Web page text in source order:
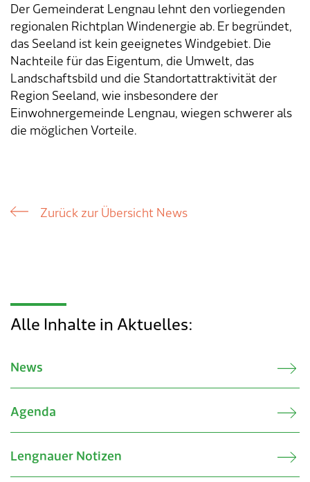
Der Gemeinderat Lengnau lehnt den vorliegenden
regionalen Richtplan Windenergie ab. Er begründet,
das Seeland ist kein geeignetes Windgebiet. Die
Nachteile für das Eigentum, die Umwelt, das
Landschaftsbild und die Standortattraktivität der
Region Seeland, wie insbesondere der
Einwohnergemeinde Lengnau, wiegen schwerer als
die möglichen Vorteile.
Zurück zur Übersicht News
Alle Inhalte in Aktuelles:
News
Agenda
Lengnauer Notizen
Sicherheit
Über Lengnau
Wirtschaft
Schnupperlehre / Lehrstelle
Gemeindenetzwerke